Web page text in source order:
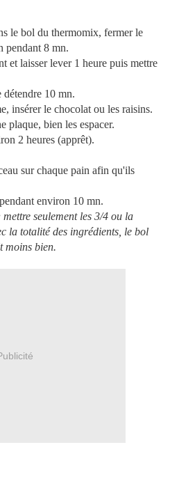
le bol du thermomix, fermer le
pendant 8 mn.
et laisser lever 1 heure puis mettre
détendre 10 mn.
insérer le chocolat ou les raisins.
plaque, bien les espacer.
2 heures (apprêt).
sur chaque pain afin qu'ils
environ 10 mn.
mettre seulement les 3/4 ou la
la totalité des ingrédients, le bol
moins bien.